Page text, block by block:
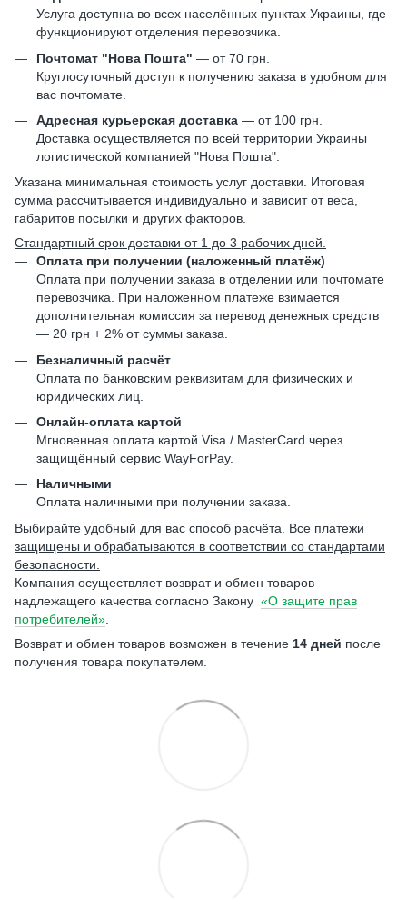
Услуга доступна во всех населённых пунктах Украины, где
функционируют отделения перевозчика.
Почтомат "Нова Пошта" — от 70 грн.
Круглосуточный доступ к получению заказа в удобном для
вас почтомате.
Адресная курьерская доставка — от 100 грн.
Доставка осуществляется по всей территории Украины
логистической компанией "Нова Пошта".
Указана минимальная стоимость услуг доставки. Итоговая
сумма рассчитывается индивидуально и зависит от веса,
габаритов посылки и других факторов.
Стандартный срок доставки от 1 до 3 рабочих дней.
Оплата при получении (наложенный платёж)
Оплата при получении заказа в отделении или почтомате
перевозчика. При наложенном платеже взимается
дополнительная комиссия за перевод денежных средств
— 20 грн + 2% от суммы заказа.
Безналичный расчёт
Оплата по банковским реквизитам для физических и
юридических лиц.
Онлайн-оплата картой
Мгновенная оплата картой Visa / MasterCard через
защищённый сервис WayForPay.
Наличными
Оплата наличными при получении заказа.
Выбирайте удобный для вас способ расчёта. Все платежи
защищены и обрабатываются в соответствии со стандартами
безопасности.
Компания осуществляет возврат и обмен товаров
надлежащего качества согласно Закону «О защите прав
потребителей»
Возврат и обмен товаров возможен в течение 14 дней после
получения товара покупателем.